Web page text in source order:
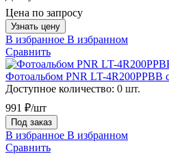
Цена по запросу
Узнать цену
В избранное В избранном
Сравнить
Фотоальбом PNR LT-4R200PPBB
Доступное количество: 0 шт.
991 ₽/шт
Под заказ
В избранное В избранном
Сравнить